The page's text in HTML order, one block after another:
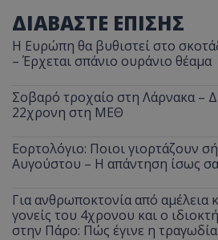
ΔΙΑΒΑΣΤΕ ΕΠΙΣΗΣ
Η Ευρώπη θα βυθιστεί στο
– Έρχεται σπάνιο ουράνιο θέαμα
Σοβαρό τροχαίο στη Λάρνακα –
22χρονη στη ΜΕΘ
Εορτολόγιο: Ποιοι γιορτάζουν
Αυγούστου – Η απάντηση ίσως
Για ανθρωποκτονία από αμέλεια
γονείς του 4χρονου και ο
στην Πάρο: Πώς έγινε η τραγωδία